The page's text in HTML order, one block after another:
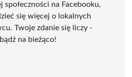
społeczności na Facebooku,
się więcej o lokalnych
Twoje zdanie się liczy -
na bieżąco!